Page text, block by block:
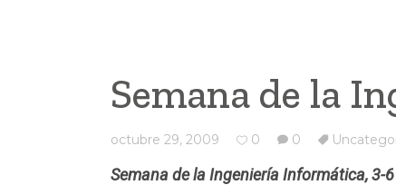
Semana de la
octubre 29, 2009 0 0
Semana de la Ingeniería Informática, 3-